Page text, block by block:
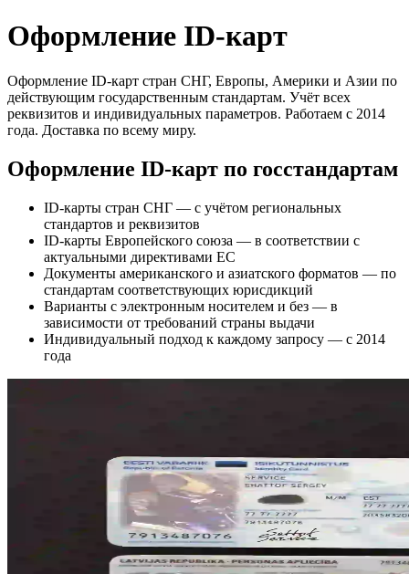
Оформление ID-карт
Оформление ID-карт стран СНГ, Европы, Америки и Азии по
действующим государственным стандартам. Учёт всех
реквизитов и индивидуальных параметров. Работаем с 2014
года. Доставка по всему миру.
Оформление ID-карт по госстандартам
ID-карты стран СНГ — с учётом региональных
стандартов и реквизитов
ID-карты Европейского союза — в соответствии с
актуальными директивами ЕС
Документы американского и азиатского форматов — по
стандартам соответствующих юрисдикций
Варианты с электронным носителем и без — в
зависимости от требований страны выдачи
Индивидуальный подход к каждому запросу — с 2014
года